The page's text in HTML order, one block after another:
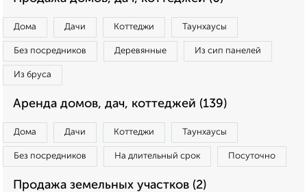
Дома Дачи Коттеджи Таунхаусы
Без посредников Деревянные Из сип панелей
Из бруса
Аренда домов, дач, коттеджей (139)
Дома Дачи Коттеджи Таунхаусы
Без посредников На длительный срок Посуточно
Продажа земельных участков (2)